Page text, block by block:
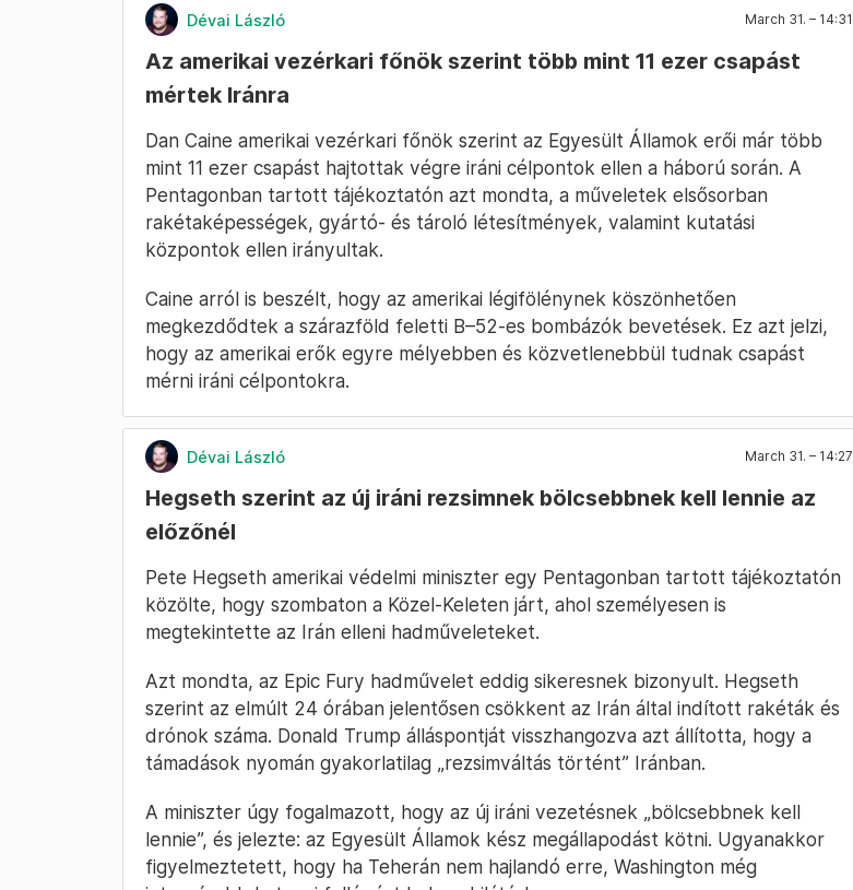
Dévai László March 31. – 14:31
Az amerikai vezérkari főnök szerint több mint 11 ezer csapást
mértek Iránra
Dan Caine amerikai vezérkari főnök szerint az Egyesült Államok erői már több
mint 11 ezer csapást hajtottak végre iráni célpontok ellen a háború során. A
Pentagonban tartott tájékoztatón azt mondta, a műveletek elsősorban
rakétaképességek, gyártó- és tároló létesítmények, valamint kutatási
központok ellen irányultak.
Caine arról is beszélt, hogy az amerikai légifölénynek köszönhetően
megkezdődtek a szárazföld feletti B–52-es bombázók bevetések. Ez azt jelzi,
hogy az amerikai erők egyre mélyebben és közvetlenebbül tudnak csapást
mérni iráni célpontokra.
Dévai László March 31. – 14:27
Hegseth szerint az új iráni rezsimnek bölcsebbnek kell lennie az
előzőnél
Pete Hegseth amerikai védelmi miniszter egy Pentagonban tartott tájékoztatón
közölte, hogy szombaton a Közel-Keleten járt, ahol személyesen is
megtekintette az Irán elleni hadműveleteket.
Azt mondta, az Epic Fury hadművelet eddig sikeresnek bizonyult. Hegseth
szerint az elmúlt 24 órában jelentősen csökkent az Irán által indított rakéták és
drónok száma. Donald Trump álláspontját visszhangozva azt állította, hogy a
támadások nyomán gyakorlatilag „rezsimváltás történt” Iránban.
A miniszter úgy fogalmazott, hogy az új iráni vezetésnek „bölcsebbnek kell
lennie”, és jelezte: az Egyesült Államok kész megállapodást kötni. Ugyanakkor
figyelmeztetett, hogy ha Teherán nem hajlandó erre, Washington még